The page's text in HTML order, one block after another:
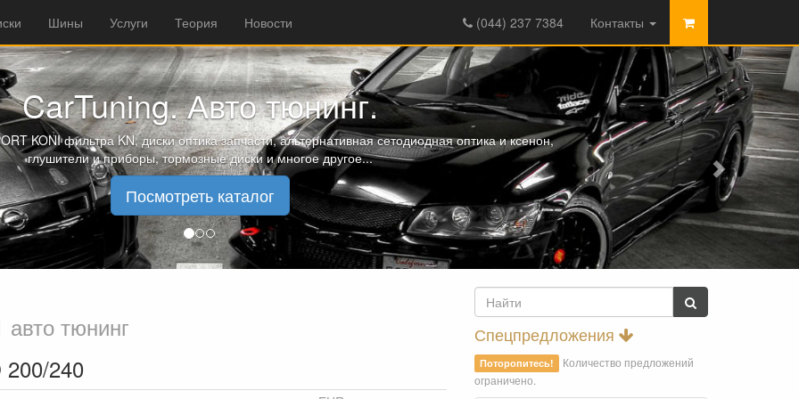
Шины Услуги Теория Новости (044) 237 7384 Контакты
CarTuning. Авто тюнинг.
KONI фильтра KN, диски оптика запчасти, альтернативная сетодиодная оптика и ксенон,
глушители и приборы, тормозные диски и многое другое...
Посмотреть каталог
авто тюнинг
240
Спецпредложения
Поторопитесь!
Количество предложений
ограничено.